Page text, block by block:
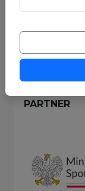
PARTNER